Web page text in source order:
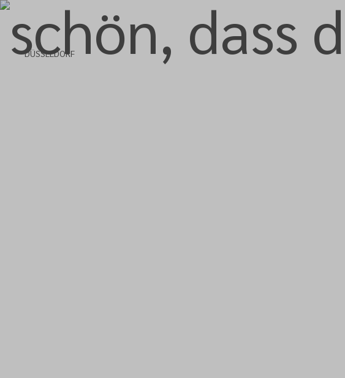
DÜSSELDORF